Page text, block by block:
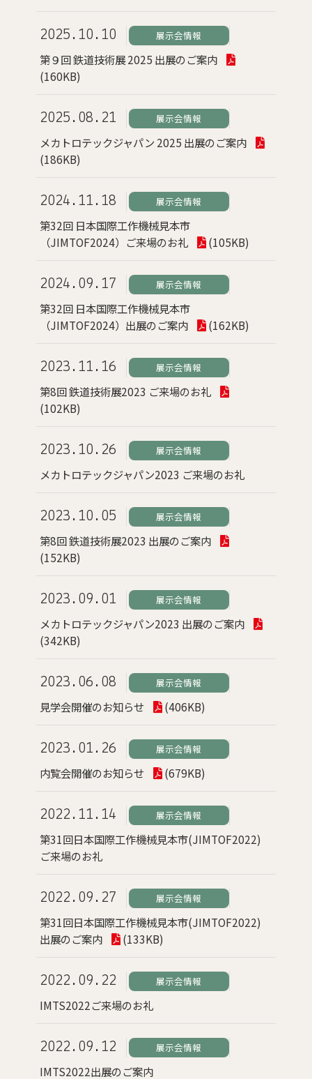
2025.10.10 展示会情報
第９回 鉄道技術展 2025 出展のご案内
(160KB)
2025.08.21 展示会情報
メカトロテックジャパン 2025 出展のご案内
(186KB)
2024.11.18 展示会情報
第32回 日本国際工作機械見本市
（JIMTOF2024）ご来場のお礼
(105KB)
2024.09.17 展示会情報
第32回 日本国際工作機械見本市
（JIMTOF2024）出展のご案内
(162KB)
2023.11.16 展示会情報
第8回 鉄道技術展2023 ご来場のお礼
(102KB)
2023.10.26 展示会情報
メカトロテックジャパン2023 ご来場のお礼
2023.10.05 展示会情報
第8回 鉄道技術展2023 出展のご案内
(152KB)
2023.09.01 展示会情報
メカトロテックジャパン2023 出展のご案内
(342KB)
2023.06.08 展示会情報
見学会開催のお知らせ (406KB)
2023.01.26 展示会情報
内覧会開催のお知らせ (679KB)
2022.11.14 展示会情報
第31回日本国際工作機械見本市(JIMTOF2022)
ご来場のお礼
2022.09.27 展示会情報
第31回日本国際工作機械見本市(JIMTOF2022)
出展のご案内
(133KB)
2022.09.22 展示会情報
IMTS2022ご来場のお礼
2022.09.12 展示会情報
IMTS2022出展のご案内